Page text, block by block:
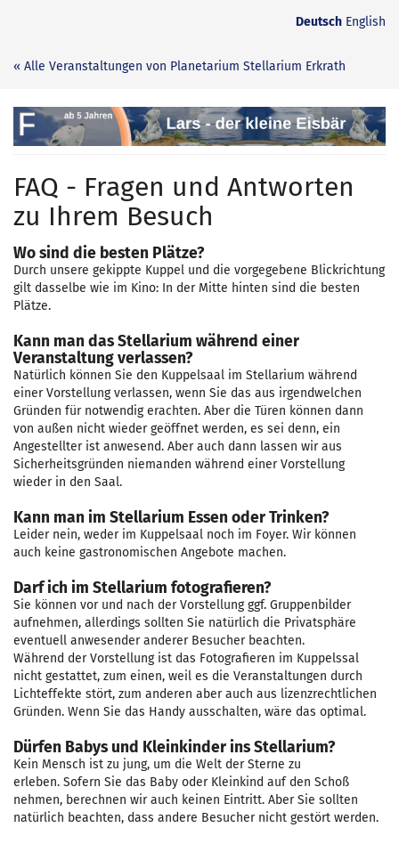
springen
Deutsch English
« Alle Veranstaltungen von Planetarium Stellarium Erkrath
Lars
der
kleine
Eisbär
FAQ - Fragen und Antworten
zu Ihrem Besuch
Wo sind die besten Plätze?
Durch unsere gekippte Kuppel und die vorgegebene Blickrichtung
gilt dasselbe wie im Kino: In der Mitte hinten sind die besten
Plätze.
Kann man das Stellarium während einer
Veranstaltung verlassen?
Natürlich können Sie den Kuppelsaal im Stellarium während
einer Vorstellung verlassen, wenn Sie das aus irgendwelchen
Gründen für notwendig erachten. Aber die Türen können dann
von außen nicht wieder geöffnet werden, es sei denn, ein
Angestellter ist anwesend. Aber auch dann lassen wir aus
Sicherheitsgründen niemanden während einer Vorstellung
wieder in den Saal.
Kann man im Stellarium Essen oder Trinken?
Leider nein, weder im Kuppelsaal noch im Foyer. Wir können
auch keine gastronomischen Angebote machen.
Darf ich im Stellarium fotografieren?
Sie können vor und nach der Vorstellung ggf. Gruppenbilder
aufnehmen, allerdings sollten Sie natürlich die Privatsphäre
eventuell anwesender anderer Besucher beachten.
Während der Vorstellung ist das Fotografieren im Kuppelssal
nicht gestattet, zum einen, weil es die Veranstaltungen durch
Lichteffekte stört, zum anderen aber auch aus lizenzrechtlichen
Gründen. Wenn Sie das Handy ausschalten, wäre das optimal.
Dürfen Babys und Kleinkinder ins Stellarium?
Kein Mensch ist zu jung, um die Welt der Sterne zu
erleben. Sofern Sie das Baby oder Kleinkind auf den Schoß
nehmen, berechnen wir auch keinen Eintritt. Aber Sie sollten
natürlich beachten, dass andere Besucher nicht gestört werden.